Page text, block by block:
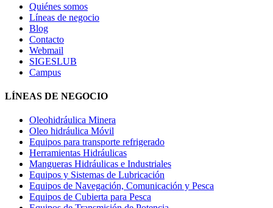
Quiénes somos
Líneas de negocio
Blog
Contacto
Webmail
SIGESLUB
Campus
LÍNEAS DE NEGOCIO
Oleohidráulica Minera
Oleo hidráulica Móvil
Equipos para transporte refrigerado
Herramientas Hidráulicas
Mangueras Hidráulicas e Industriales
Equipos y Sistemas de Lubricación
Equipos de Navegación, Comunicación y Pesca
Equipos de Cubierta para Pesca